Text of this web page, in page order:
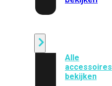
Alle
accessoires
bekijken